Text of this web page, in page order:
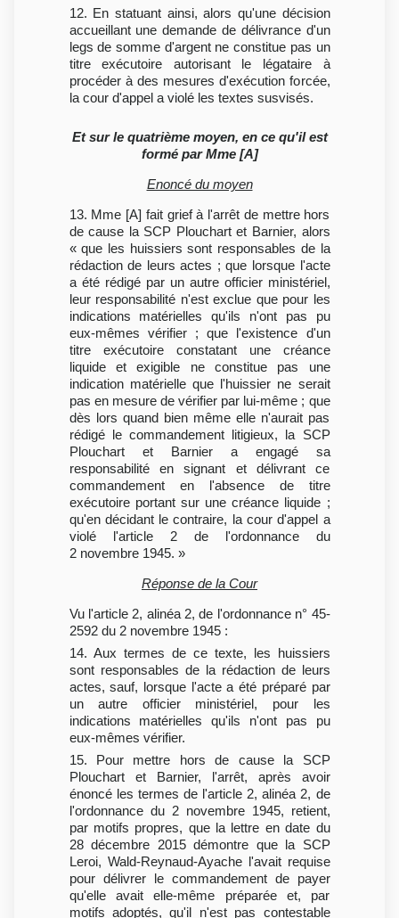
12. En statuant ainsi, alors qu'une décision
accueillant une demande de délivrance d'un
legs de somme d'argent ne constitue pas un
titre exécutoire autorisant le légataire à
procéder à des mesures d'exécution forcée,
la cour d'appel a violé les textes susvisés.
Et sur le quatrième moyen, en ce qu'il est
formé par Mme [A]
Enoncé du moyen
13. Mme [A] fait grief à l'arrêt de mettre hors
de cause la SCP Plouchart et Barnier, alors
« que les huissiers sont responsables de la
rédaction de leurs actes ; que lorsque l'acte
a été rédigé par un autre officier ministériel,
leur responsabilité n'est exclue que pour les
indications matérielles qu'ils n'ont pas pu
eux-mêmes vérifier ; que l'existence d'un
titre exécutoire constatant une créance
liquide et exigible ne constitue pas une
indication matérielle que l'huissier ne serait
pas en mesure de vérifier par lui-même ; que
dès lors quand bien même elle n'aurait pas
rédigé le commandement litigieux, la SCP
Plouchart et Barnier a engagé sa
responsabilité en signant et délivrant ce
commandement en l'absence de titre
exécutoire portant sur une créance liquide ;
qu'en décidant le contraire, la cour d'appel a
violé l'article 2 de l'ordonnance du
2 novembre 1945. »
Réponse de la Cour
Vu l'article 2, alinéa 2, de l'ordonnance n° 45-
2592 du 2 novembre 1945 :
14. Aux termes de ce texte, les huissiers
sont responsables de la rédaction de leurs
actes, sauf, lorsque l'acte a été préparé par
un autre officier ministériel, pour les
indications matérielles qu'ils n'ont pas pu
eux-mêmes vérifier.
15. Pour mettre hors de cause la SCP
Plouchart et Barnier, l'arrêt, après avoir
énoncé les termes de l'article 2, alinéa 2, de
l'ordonnance du 2 novembre 1945, retient,
par motifs propres, que la lettre en date du
28 décembre 2015 démontre que la SCP
Leroi, Wald-Reynaud-Ayache l'avait requise
pour délivrer le commandement de payer
qu'elle avait elle-même préparée et, par
motifs adoptés, qu'il n'est pas contestable